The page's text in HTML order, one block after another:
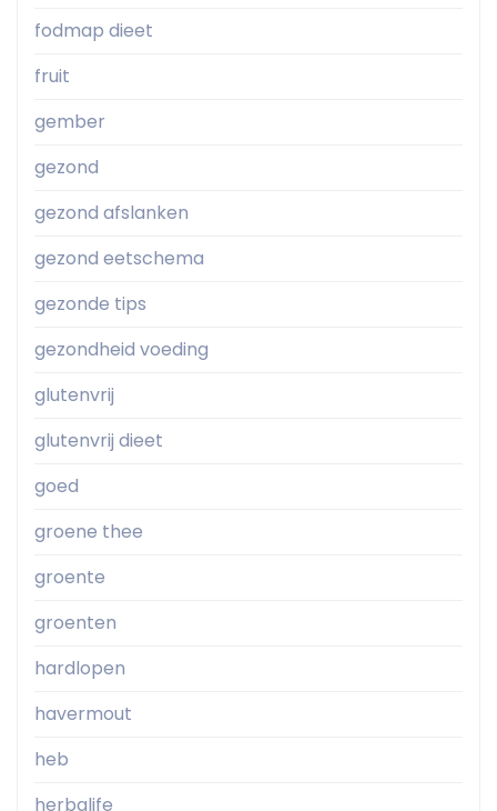
fodmap dieet
fruit
gember
gezond
gezond afslanken
gezond eetschema
gezonde tips
gezondheid voeding
glutenvrij
glutenvrij dieet
goed
groene thee
groente
groenten
hardlopen
havermout
heb
herbalife